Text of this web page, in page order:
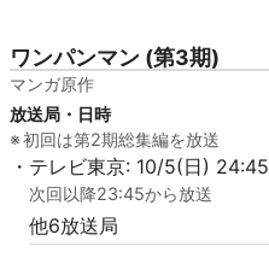
ワンパンマン (第3期)
マンガ原作
放送局・日時
初回は第2期総集編を放送
・テレビ東京: 10/5(日) 24:45
次回以降23:45から放送
他6放送局